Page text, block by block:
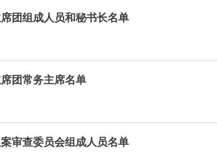
团组成人员和秘书长名单
团常务主席名单
审查委员会组成人员名单